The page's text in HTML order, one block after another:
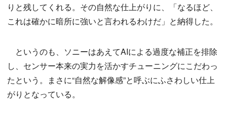
りと残してくれる。その自然な仕上がりに、「なるほど、
これは確かに暗所に強いと言われるわけだ」と納得した。
というのも、ソニーはあえてAIによる過度な補正を排除
し、センサー本来の実力を活かすチューニングにこだわっ
たという。まさに“自然な解像感”と呼ぶにふさわしい仕上
がりとなっている。